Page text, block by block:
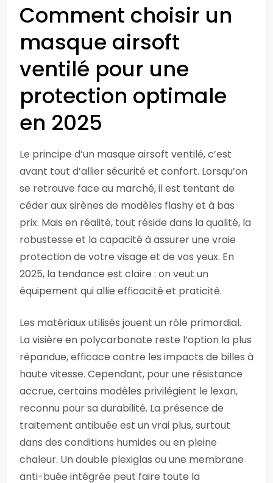
Comment choisir un
masque airsoft
ventilé pour une
protection optimale
en 2025
Le principe d’un masque airsoft ventilé, c’est
avant tout d’allier sécurité et confort. Lorsqu’on
se retrouve face au marché, il est tentant de
céder aux sirènes de modèles flashy et à bas
prix. Mais en réalité, tout réside dans la qualité, la
robustesse et la capacité à assurer une vraie
protection de votre visage et de vos yeux. En
2025, la tendance est claire : on veut un
équipement qui allie efficacité et praticité.
Les matériaux utilisés jouent un rôle primordial.
La visière en polycarbonate reste l’option la plus
répandue, efficace contre les impacts de billes à
haute vitesse. Cependant, pour une résistance
accrue, certains modèles privilégient le lexan,
reconnu pour sa durabilité. La présence de
traitement antibuée est un vrai plus, surtout
dans des conditions humides ou en pleine
chaleur. Un double plexiglas ou une membrane
anti-buée intégrée peut faire toute la